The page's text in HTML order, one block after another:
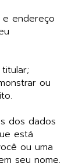
e endereço
ou
dos dados
está
ou uma
seu nome.